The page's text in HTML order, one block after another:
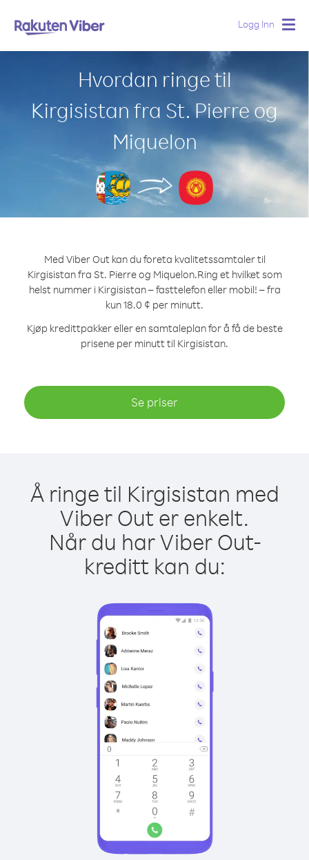
Logg Inn
Hvordan ringe til
Kirgisistan fra St. Pierre og
Miquelon
Med Viber Out kan du foreta kvalitetssamtaler til
Kirgisistan fra St. Pierre og Miquelon.Ring et hvilket som
helst nummer i Kirgisistan – fasttelefon eller mobil! – fra
kun 18.0 ¢ per minutt.
Kjøp kredittpakker eller en samtaleplan for å få de beste
prisene per minutt til Kirgisistan.
Se priser
Å ringe til Kirgisistan med
Viber Out er enkelt.
Når du har Viber Out-
kreditt kan du: